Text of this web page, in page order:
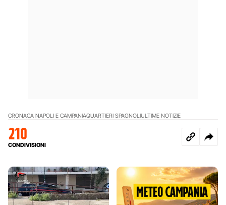
CRONACA NAPOLI E CAMPANIAQUARTIERI SPAGNOLIULTIME NOTIZIE
210
CONDIVISIONI